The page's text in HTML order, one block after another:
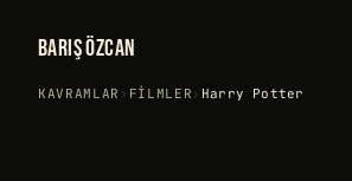
BARIŞ ÖZCAN
KAVRAMLAR › FILMLER › Harry Potter